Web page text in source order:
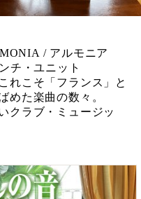
/ アルモニア
チ・ユニット
れこそ「フランス」と
めた楽曲の数々。
クラブ・ミュージッ